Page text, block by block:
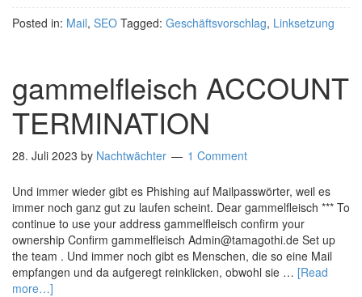
Posted in: Mail, SEO Tagged: Geschäftsvorschlag, Linksetzung
gammelfleisch ACCOUNT
TERMINATION
28. Juli 2023 by Nachtwächter 1 Comment
Und immer wieder gibt es Phishing auf Mailpasswörter, weil es
immer noch ganz gut zu laufen scheint. Dear gammelfleisch *** To
continue to use your address gammelfleisch confirm your
ownership Confirm gammelfleisch Admin@tamagothi.de Set up
the team . Und immer noch gibt es Menschen, die so eine Mail
empfangen und da aufgeregt reinklicken, obwohl sie … [Read
more…]